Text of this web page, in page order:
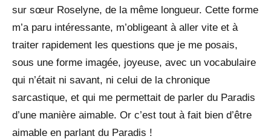
sur sœur Roselyne, de la même longueur. Cette forme
m’a paru intéressante, m’obligeant à aller vite et à
traiter rapidement les questions que je me posais,
sous une forme imagée, joyeuse, avec un vocabulaire
qui n’était ni savant, ni celui de la chronique
sarcastique, et qui me permettait de parler du Paradis
d’une manière aimable. Or c’est tout à fait bien d’être
aimable en parlant du Paradis !